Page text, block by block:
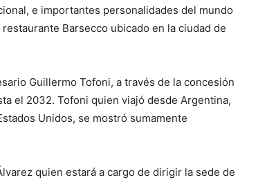
e importantes personalidades del mundo
Barsecco ubicado en la ciudad de
Guillermo Tofoni, a través de la concesión
el 2032. Tofoni quien viajó desde Argentina,
Unidos, se mostró sumamente
quien estará a cargo de dirigir la sede de